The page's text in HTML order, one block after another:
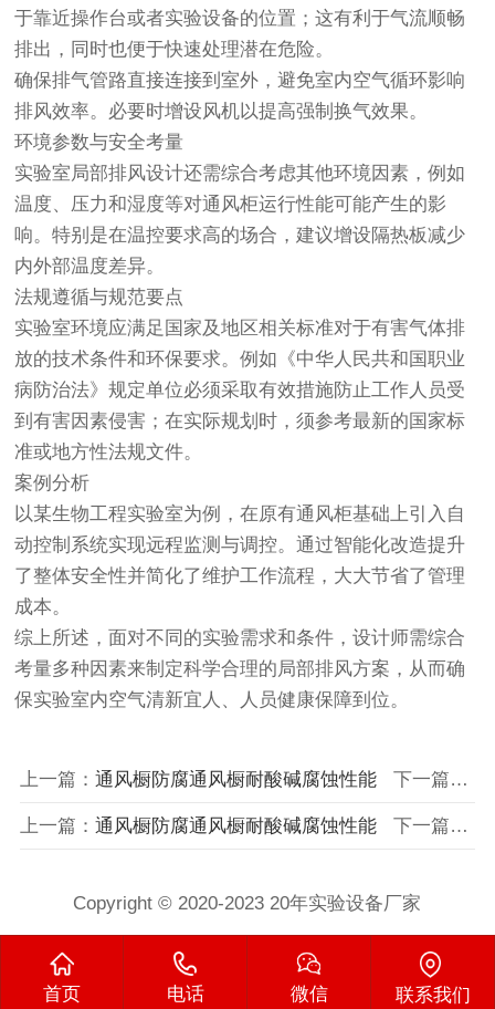
于靠近操作台或者实验设备的位置；这有利于气流顺畅
排出，同时也便于快速处理潜在危险。
确保排气管路直接连接到室外，避免室内空气循环影响
排风效率。必要时增设风机以提高强制换气效果。
环境参数与安全考量
实验室局部排风设计还需综合考虑其他环境因素，例如
温度、压力和湿度等对通风柜运行性能可能产生的影
响。特别是在温控要求高的场合，建议增设隔热板减少
内外部温度差异。
法规遵循与规范要点
实验室环境应满足国家及地区相关标准对于有害气体排
放的技术条件和环保要求。例如《中华人民共和国职业
病防治法》规定单位必须采取有效措施防止工作人员受
到有害因素侵害；在实际规划时，须参考最新的国家标
准或地方性法规文件。
案例分析
以某生物工程实验室为例，在原有通风柜基础上引入自
动控制系统实现远程监测与调控。通过智能化改造提升
了整体安全性并简化了维护工作流程，大大节省了管理
成本。
综上所述，面对不同的实验需求和条件，设计师需综合
考量多种因素来制定科学合理的局部排风方案，从而确
保实验室内空气清新宜人、人员健康保障到位。
上一篇： 通风橱防腐通风橱耐酸碱腐蚀性能下一篇：
上一篇： 通风橱防腐通风橱耐酸碱腐蚀性能下一篇：
Copyright © 2020-2023 20年实验设备厂家
首页 电话 微信 联系我们